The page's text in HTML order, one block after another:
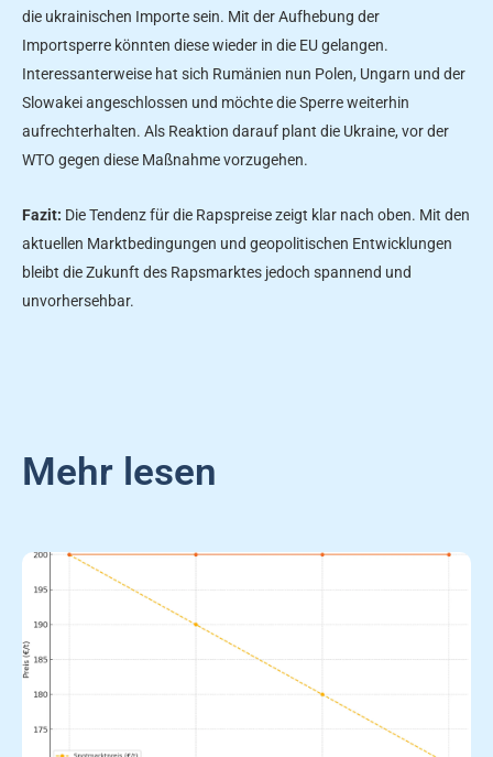
die ukrainischen Importe sein. Mit der Aufhebung der
Importsperre könnten diese wieder in die EU gelangen.
Interessanterweise hat sich Rumänien nun Polen, Ungarn und der
Slowakei angeschlossen und möchte die Sperre weiterhin
aufrechterhalten. Als Reaktion darauf plant die Ukraine, vor der
WTO gegen diese Maßnahme vorzugehen.
Fazit: Die Tendenz für die Rapspreise zeigt klar nach oben. Mit den
aktuellen Marktbedingungen und geopolitischen Entwicklungen
bleibt die Zukunft des Rapsmarktes jedoch spannend und
unvorhersehbar.
Mehr lesen